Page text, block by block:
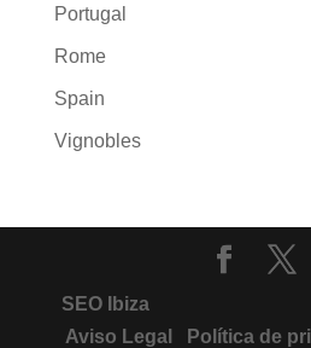
Portugal
Rome
Spain
Vignobles
SEO Ibiza
Aviso Legal
Política de